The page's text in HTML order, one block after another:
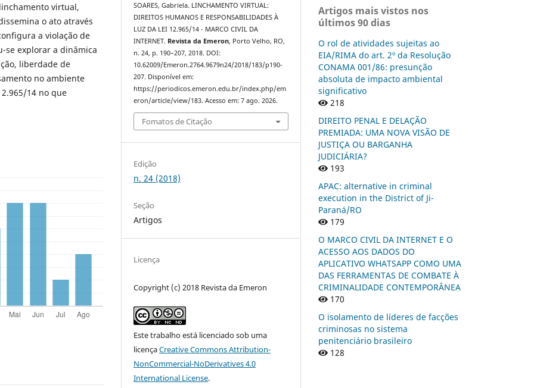
virtual,
o ato através
a violação de
se explorar a dinâmica
liberdade de
no ambiente
14 no que
SOARES, Gabriela. LINCHAMENTO VIRTUAL:
DIREITOS HUMANOS E RESPONSABILIDADES À
LUZ DA LEI 12.965/14 - MARCO CIVIL DA
INTERNET. Revista da Emeron, Porto Velho, RO,
n. 24, p. 190–207, 2018. DOI:
10.62009/Emeron.2764.9679n24/2018/183/p190-
207. Disponível em:
https://periodicos.emeron.edu.br/index.php/em
eron/article/view/183. Acesso em: 7 ago. 2026.
Fomatos de Citação
Edição
n. 24 (2018)
Seção
Artigos
Licença
Copyright (c) 2018 Revista da Emeron
Este trabalho está licenciado sob uma
licençaCreative Commons Attribution-
NonCommercial-NoDerivatives 4.0
International License.
Artigos mais vistos nos
últimos 90 dias
O rol de atividades sujeitas ao
EIA/RIMA do art. 2º da Resolução
CONAMA 001/86: presunção
absoluta de impacto ambiental
significativo
218
DIREITO PENAL E DELAÇÃO
PREMIADA: UMA NOVA VISÃO DE
JUSTIÇA OU BARGANHA
JUDICIÁRIA?
193
APAC: alternative in criminal
execution in the District of Ji-
Paraná/RO
179
O MARCO CIVIL DA INTERNET E O
ACESSO AOS DADOS DO
APLICATIVO WHATSAPP COMO UMA
DAS FERRAMENTAS DE COMBATE À
CRIMINALIDADE CONTEMPORÂNEA
170
O isolamento de líderes de facções
criminosas no sistema
penitenciário brasileiro
128